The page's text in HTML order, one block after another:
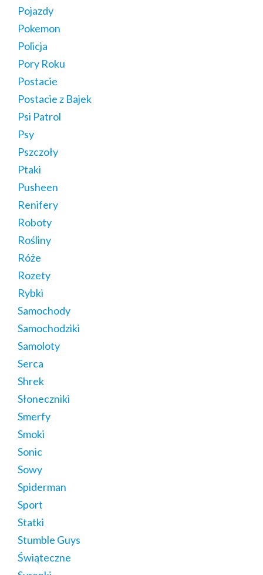
Pojazdy
Pokemon
Policja
Pory Roku
Postacie
Postacie z Bajek
Psi Patrol
Psy
Pszczoły
Ptaki
Pusheen
Renifery
Roboty
Rośliny
Róże
Rozety
Rybki
Samochody
Samochodziki
Samoloty
Serca
Shrek
Słoneczniki
Smerfy
Smoki
Sonic
Sowy
Spiderman
Sport
Statki
Stumble Guys
Świąteczne